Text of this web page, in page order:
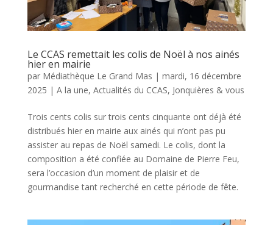
Le CCAS remettait les colis de Noël à nos ainés
hier en mairie
par Médiathèque Le Grand Mas | mardi, 16 décembre
2025 | A la une, Actualités du CCAS, Jonquières & vous
Trois cents colis sur trois cents cinquante ont déjà été
distribués hier en mairie aux ainés qui n’ont pas pu
assister au repas de Noël samedi. Le colis, dont la
composition a été confiée au Domaine de Pierre Feu,
sera l’occasion d’un moment de plaisir et de
gourmandise tant recherché en cette période de fête.